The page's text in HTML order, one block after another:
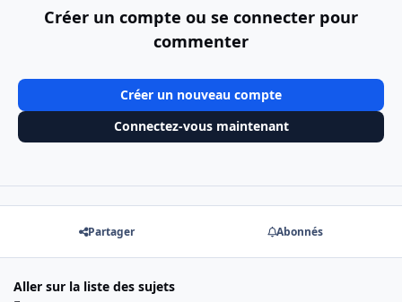
Créer un compte ou se connecter pour
commenter
Créer un nouveau compte
Connectez-vous maintenant
Partager Abonnés
Aller sur la liste des sujets